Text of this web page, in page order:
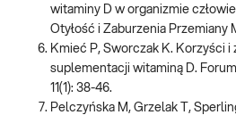
witaminy D w organizmie
Otyłość i Zaburzenia Przemiany
Kmieć P, Sworczak K. Korzyści i
suplementacji witaminą D.
11(1): 38-46.
Pelczyńska M, Grzelak T,